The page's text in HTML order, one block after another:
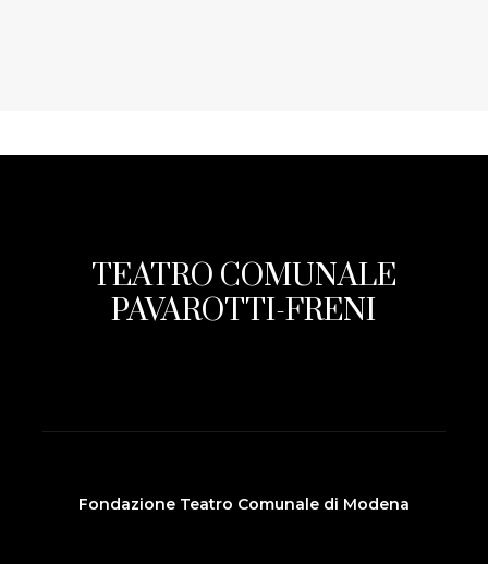
TEATRO COMUNALE
PAVAROTTI-FRENI
Fondazione Teatro Comunale di Modena